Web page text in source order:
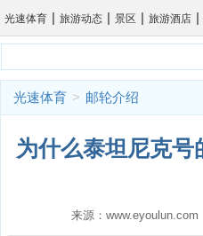
光速体育 | 旅游动态 | 景区 | 旅游酒店 |
光速体育 > 邮轮介绍
为什么泰坦尼克
来源：